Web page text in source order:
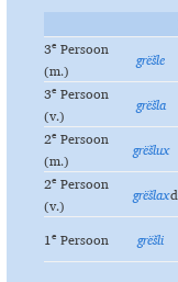
3ePersoon
(m.)
grëšle
3ePersoon
(v.)
grëšla
2ePersoon
(m.)
grëšlux
2ePersoon
(v.)
grëšlax
1ePersoon grëšli